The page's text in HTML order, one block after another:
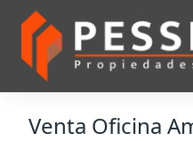
Venta Oficina